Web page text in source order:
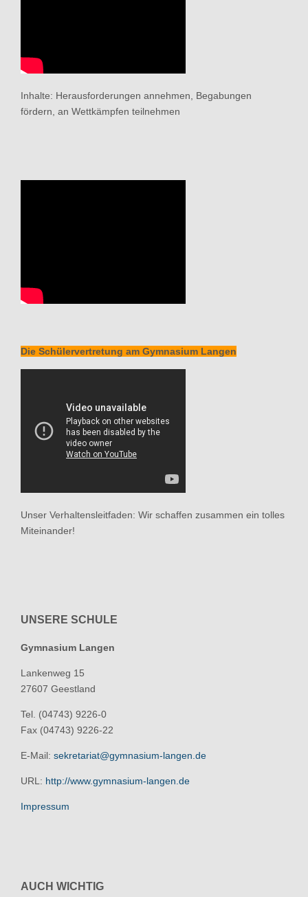
Inhalte: Herausforderungen annehmen, Begabungen
fördern, an Wettkämpfen teilnehmen
Die Schülervertretung am Gymnasium Langen
Unser Verhaltensleitfaden: Wir schaffen zusammen ein tolles
Miteinander!
UNSERE SCHULE
Gymnasium Langen
Lankenweg 15
27607 Geestland
Tel. (04743) 9226-0
Fax (04743) 9226-22
E-Mail: sekretariat@gymnasium-langen.de
URL: http://www.gymnasium-langen.de
Impressum
AUCH WICHTIG